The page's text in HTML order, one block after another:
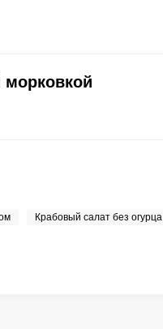
морковкой
Крабовый салат без огурца